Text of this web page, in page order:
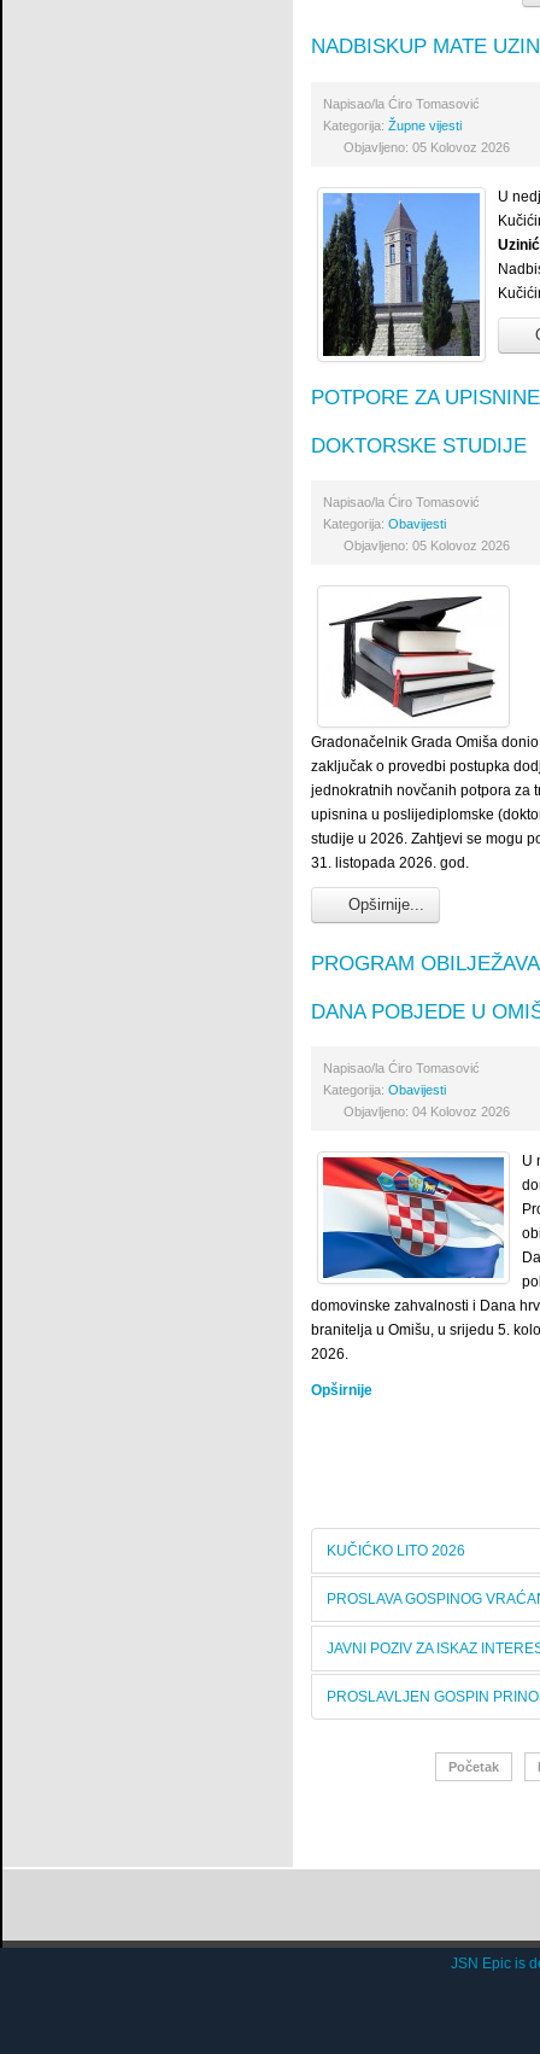
NADBISKUP MATE
Napisao/la Ćiro Tomasović
Kategorija: Župne vijesti
Objavljeno: 05 Kolovoz 2026
U
Uzinić
POTPORE ZA
DOKTORSKE STUDIJE
Napisao/la Ćiro Tomasović
Kategorija: Obavijesti
Objavljeno: 05 Kolovoz 2026
Gradonačelnik Grada Omiša
zaključak o provedbi postupka
jednokratnih novčanih potpora za
upisnina u poslijediplomske
studije u 2026. Zahtjevi se mogu
31. listopada 2026. god.
Opširnije...
PROGRAM
DANA POBJEDE U
Napisao/la Ćiro Tomasović
Kategorija: Obavijesti
Objavljeno: 04 Kolovoz 2026
U
domovinske zahvalnosti i Dana
branitelja u Omišu, u srijedu 5.
2026.
Opširnije
KUČIĆKO LITO 2026
PROSLAVA GOSPINOG
JAVNI POZIV ZA ISKAZ
PROSLAVLJEN GOSPIN
Početak
JSN Epic is